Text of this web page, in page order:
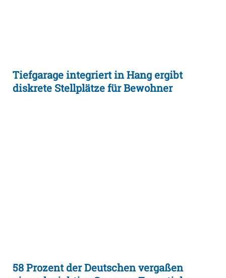
Tiefgarage integriert in Hang ergibt
diskrete Stellplätze für Bewohner
58 Prozent der Deutschen vergaßen